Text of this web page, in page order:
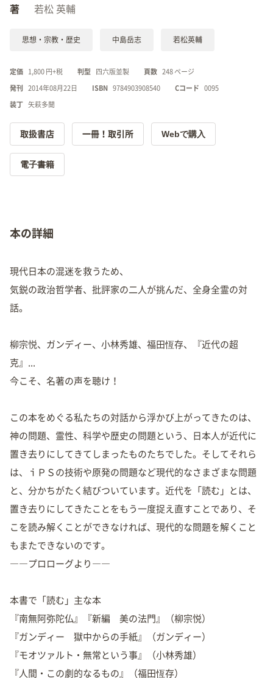
著
若松 英輔
思想・宗教・歴史 中島岳志 若松英輔
定価 1,800 円+税 判型 四六版並製 頁数 248 ページ
発刊 2014年08月22日 ISBN 9784903908540 Cコード 0095
装丁 矢萩多聞
取扱書店 一冊！取引所 Webで購入
電子書籍
本の詳細
現代日本の混迷を救うため、
気鋭の政治哲学者、批評家の二人が挑んだ、全身全霊の対
話。
柳宗悦、ガンディー、小林秀雄、福田恆存、『近代の超
克』...
今こそ、名著の声を聴け！
この本をめぐる私たちの対話から浮かび上がってきたのは、
神の問題、霊性、科学や歴史の問題という、日本人が近代に
置き去りにしてきてしまったものたちでした。そしてそれら
は、ｉＰＳの技術や原発の問題など現代的なさまざまな問題
と、分かちがたく結びついています。近代を「読む」とは、
置き去りにしてきたことをもう一度捉え直すことであり、そ
こを読み解くことができなければ、現代的な問題を解くこと
もまたできないのです。
――プロローグより――
本書で「読む」主な本
『南無阿弥陀仏』『新編 美の法門』（柳宗悦）
『ガンディー 獄中からの手紙』（ガンディー）
『モオツァルト・無常という事』（小林秀雄）
『人間・この劇的なるもの』（福田恆存）